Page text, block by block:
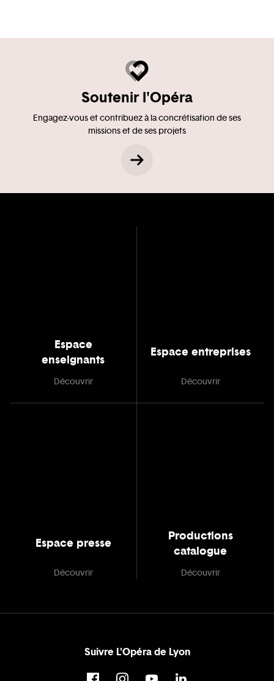
Soutenir l'Opéra
Engagez-vous et contribuez à la concrétisation de ses
missions et de ses projets
Espace
enseignants
Découvrir
Espace entreprises
Découvrir
Espace presse
Découvrir
Productions
catalogue
Découvrir
Suivre L'Opéra de Lyon